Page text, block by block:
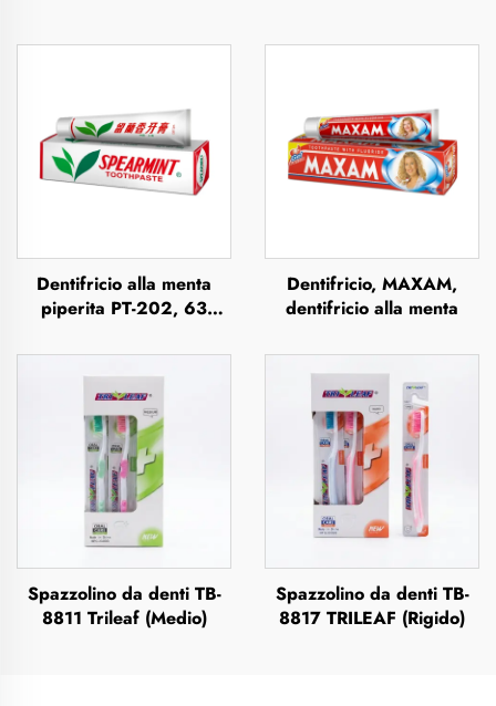
Dentifricio alla menta
piperita PT-202, 63
Dentifricio, MAXAM,
dentifricio alla menta
Spazzolino da denti TB-
8811 Trileaf (Medio)
Spazzolino da denti TB-
8817 TRILEAF (Rigido)